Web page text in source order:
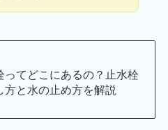
ってどこにあるの？止水栓
方と水の止め方を解説